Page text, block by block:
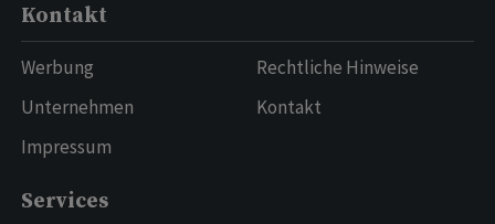
Kontakt
Werbung
Unternehmen
Impressum
Rechtliche Hinweise
Kontakt
Services